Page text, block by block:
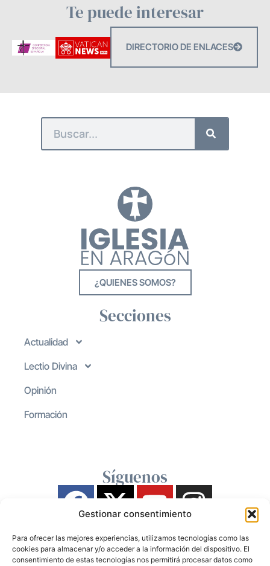
Gestionar consentimiento
Para ofrecer las mejores experiencias, utilizamos tecnologías como las
cookies para almacenar y/o acceder a la información del dispositivo. El
consentimiento de estas tecnologías nos permitirá procesar datos como
Te puede interesar
DIRECTORIO DE ENLACES
¿QUIENES SOMOS?
Secciones
Actualidad
Lectio Divina
Opinión
Formación
Síguenos